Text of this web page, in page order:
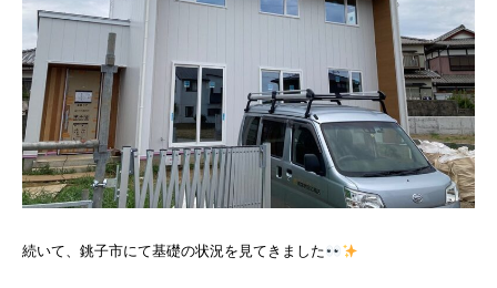
続いて、銚子市にて基礎の状況を見てきました